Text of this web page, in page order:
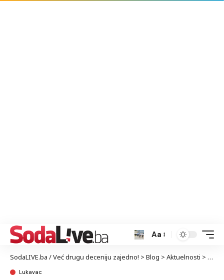
Aa
SodaLIVE.ba / Već drugu deceniju zajedno! > Blog > Aktuelnosti >
Lukavac